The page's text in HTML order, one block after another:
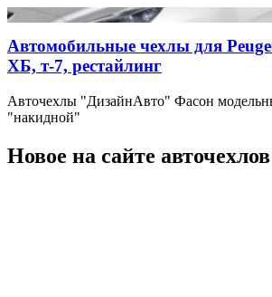
Автомобильные чехлы для
ХБ, т-7, рестайлинг
Авточехлы "ДизайнАвто" Фасон
"накидной"
Новое на сайте авточехлов